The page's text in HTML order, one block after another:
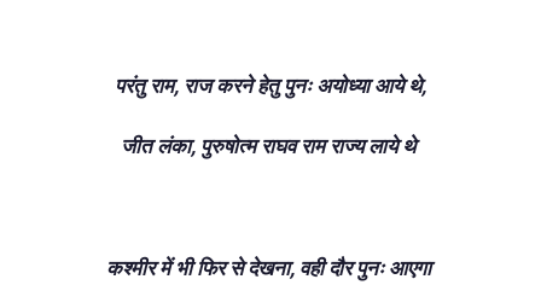
परंतु राम, राज करने हेतु पुनः अयोध्या आये थे,
जीत लंका, पुरुषोत्म राघव राम राज्य लाये थे
कश्मीर में भी फिर से देखना, वही दौर पुनः आएगा